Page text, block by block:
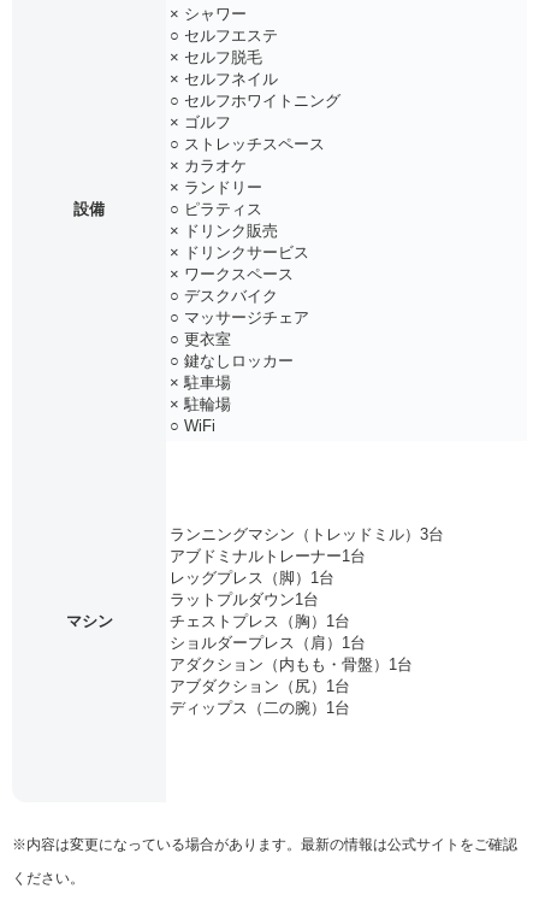
設備
× シャワー
○ セルフエステ
× セルフ脱毛
× セルフネイル
○ セルフホワイトニング
× ゴルフ
○ ストレッチスペース
× カラオケ
× ランドリー
○ ピラティス
× ドリンク販売
× ドリンクサービス
× ワークスペース
○ デスクバイク
○ マッサージチェア
○ 更衣室
○ 鍵なしロッカー
× 駐車場
× 駐輪場
○ WiFi
マシン
ランニングマシン（トレッドミル）3台
アブドミナルトレーナー1台
レッグプレス（脚）1台
ラットプルダウン1台
チェストプレス（胸）1台
ショルダープレス（肩）1台
アダクション（内もも・骨盤）1台
アブダクション（尻）1台
ディップス（二の腕）1台
※内容は変更になっている場合があります。最新の情報は公式サイトをご確認
ください。